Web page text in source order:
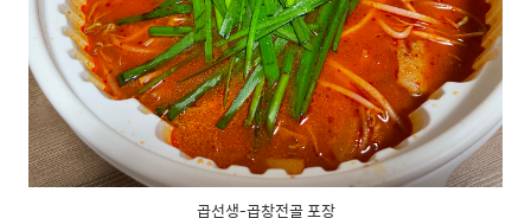
곱선생-곱창전골 포장